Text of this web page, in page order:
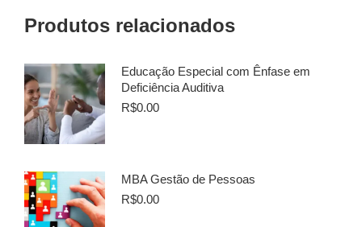
Produtos relacionados
Educação Especial com Ênfase em
Deficiência Auditiva
R$0.00
MBA Gestão de Pessoas
R$0.00